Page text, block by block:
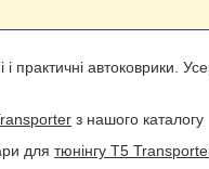
автоковрики.
з нашого каталогу
длятюнінгу T5